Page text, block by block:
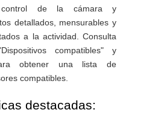
de la cámara y
detallados, mensurables y
a la actividad. Consulta
compatibles" y
obtener una lista de
compatibles.
destacadas: